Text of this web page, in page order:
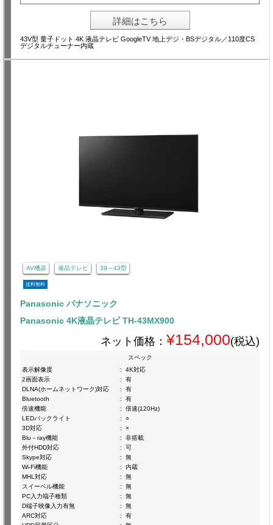
詳細はこちら
43V型 量子ドット 4K 液晶テレビ GoogleTV 地上デジ・BSデジタル／110度CS
デジタルチューナー内蔵
AV機器 液晶テレビ 39～43型
送料無料
Panasonic パナソニック
Panasonic 4K液晶テレビ TH-43MX900
ネット価格： ¥154,000(税込)
スペック
表示解像度
:
4K対応
2画面表示
:
有
DLNA(ホームネットワーク)対応
:
有
Bluetooth
:
有
倍速機能
:
倍速(120Hz)
LEDバックライト
:
○
3D対応
:
×
Blu－ray機能
:
非搭載
外付HDD対応
:
可
Skype対応
:
無
Wi-Fi機能
:
内蔵
MHL対応
:
無
スイーベル機能
:
無
PC入力端子種類
:
無
D端子映像入力有無
:
無
ARC対応
:
有